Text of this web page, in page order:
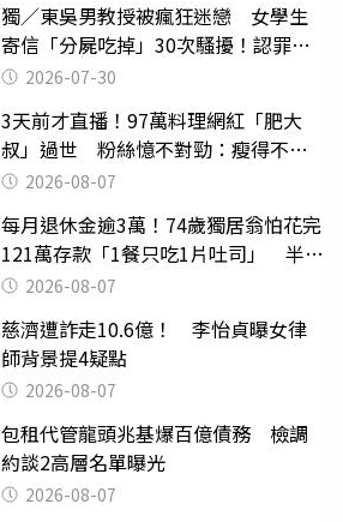
獨／東吳男教授被瘋狂迷戀 女學生
寄信「分屍吃掉」30次騷擾！認罪免
關 2026-07-30
3天前才直播！97萬料理網紅「肥大
叔」過世 粉絲憶不對勁：瘦得不合
理 2026-08-07
每月退休金逾3萬！74歲獨居翁怕花完
121萬存款「1餐只吃1片吐司」 半年
後暴瘦嚇壞女兒
2026-08-07
慈濟遭詐走10.6億！ 李怡貞曝女律
師背景提4疑點
2026-08-07
包租代管龍頭兆基爆百億債務 檢調
約談2高層名單曝光
2026-08-07